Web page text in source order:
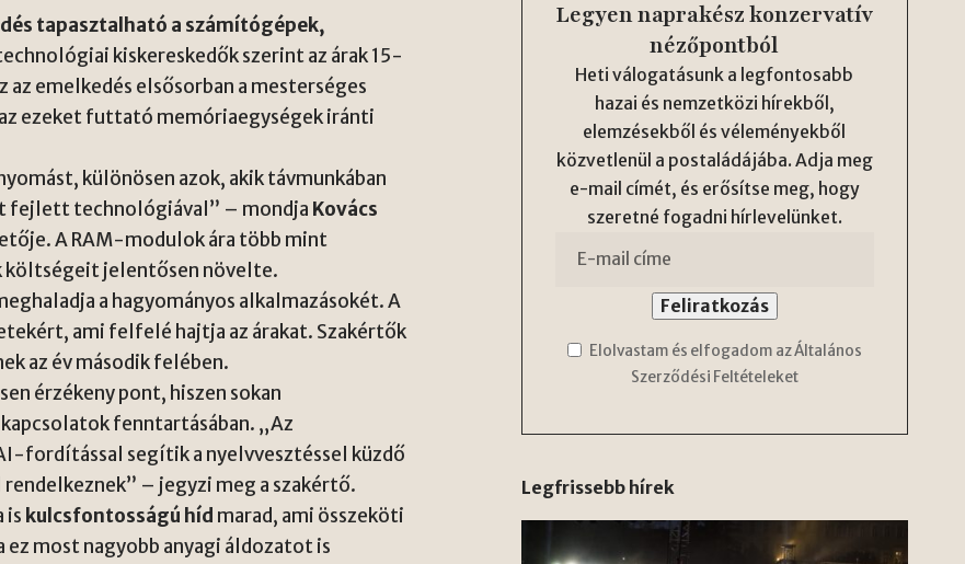
tapasztalható a számítógépek,
kiskereskedők szerint az árak 15-
emelkedés elsősorban a mesterséges
ezeket futtató memóriaegységek iránti
különösen azok, akik távmunkában
fejlett technológiával” – mondja Kovács
A RAM-modulok ára több mint
költségeit jelentősen növelte.
a hagyományos alkalmazásokét. A
ami felfelé hajtja az árakat. Szakértők
az év második felében.
érzékeny pont, hiszen sokan
fenntartásában. „Az
fordítással segítik a nyelvvesztéssel küzdő
– jegyzi meg a szakértő.
is kulcsfontosságú híd marad, ami összeköti
ez most nagyobb anyagi áldozatot is
Legyen naprakész konzervatív
nézőpontból
Heti válogatásunk a legfontosabb
hazai és nemzetközi hírekből,
elemzésekből és véleményekből
közvetlenül a postaládájába. Adja meg
e-mail címét, és erősítse meg, hogy
szeretné fogadni hírlevelünket.
Elolvastam és elfogadom az Általános
Szerződési Feltételeket
Legfrissebb hírek